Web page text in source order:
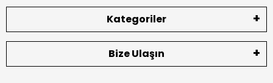
Kategoriler
Bize Ulaşın